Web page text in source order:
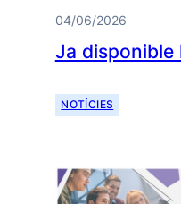
04/06/2026
Ja disponible
NOTÍCIES